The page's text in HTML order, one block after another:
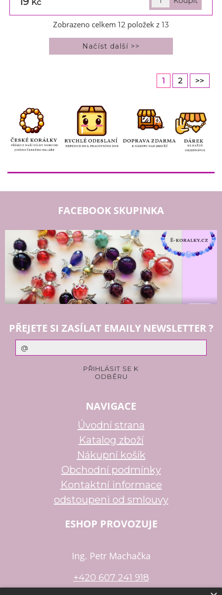
Kč
Zobrazeno celkem 12 položek z 13
1 2 >>
FACEBOOK SKUPINKA
PŘEJETE SI ZASÍLAT EMAILY NEWSLETTER ?
NAVIGACE
Úvodní strana
Katalog zboží
Nákupní košík
Obchodní podmínky
Kontaktní informace
odstoupeni od smlouvy
ESHOP PROVOZUJE
Ing. Petr Machačka
+420 607 241 918